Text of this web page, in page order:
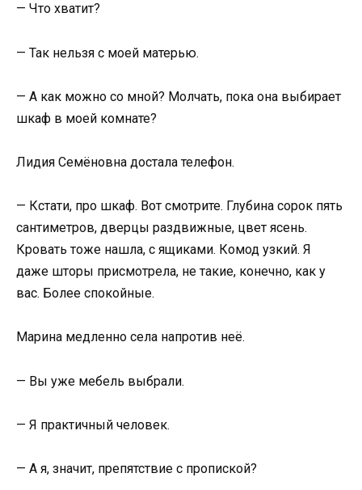
— Что хватит?
— Так нельзя с моей матерью.
— А как можно со мной? Молчать, пока она выбирает
шкаф в моей комнате?
Лидия Семёновна достала телефон.
— Кстати, про шкаф. Вот смотрите. Глубина сорок пять
сантиметров, дверцы раздвижные, цвет ясень.
Кровать тоже нашла, с ящиками. Комод узкий. Я
даже шторы присмотрела, не такие, конечно, как у
вас. Более спокойные.
Марина медленно села напротив неё.
— Вы уже мебель выбрали.
— Я практичный человек.
— А я, значит, препятствие с пропиской?